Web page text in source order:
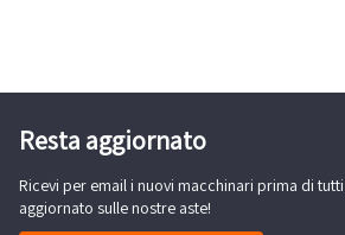
osservati, da
le vendite e
controllare i
altri
partecipanti,
Resta aggiornato
Ricevi per email i nuovi macchinari prima di
aggiornato sulle nostre aste!